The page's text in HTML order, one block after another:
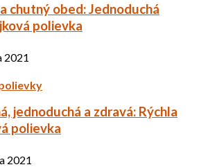
chutný obed: Jednoduchá
polievka
2021
jednoduchá a zdravá: Rýchla
polievka
2021